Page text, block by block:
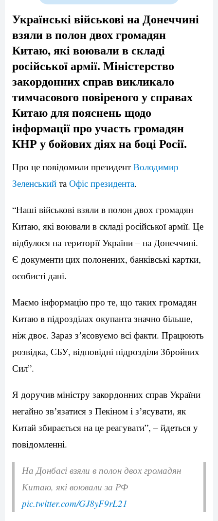
Українські військові на Донеччині
взяли в полон двох громадян
Китаю, які воювали в складі
російської армії. Міністерство
закордонних справ викликало
тимчасового повіреного у справах
Китаю для пояснень щодо
інформації про участь громадян
КНР у бойових діях на боці Росії.
Про це повідомили президент Володимир
Зеленський та Офіс президента.
“Наші військові взяли в полон двох громадян
Китаю, які воювали в складі російської армії. Це
відбулося на території України – на Донеччині.
Є документи цих полонених, банківські картки,
особисті дані.
Маємо інформацію про те, що таких громадян
Китаю в підрозділах окупанта значно більше,
ніж двоє. Зараз зʼясовуємо всі факти. Працюють
розвідка, СБУ, відповідні підрозділи Збройних
Сил”.
Я доручив міністру закордонних справ України
негайно звʼязатися з Пекіном і зʼясувати, як
Китай збирається на це реагувати”, – йдеться у
повідомленні.
На Донбасі взяли в полон двох громадян
Китаю, які воювали за РФ
pic.twitter.com/GJ8yF9rL21